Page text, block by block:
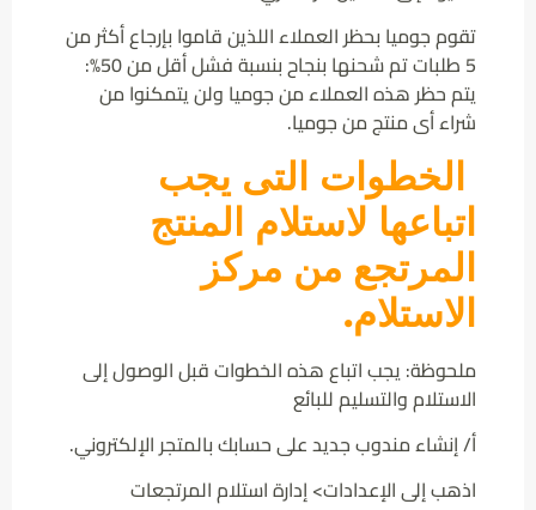
تقوم جوميا بحظر العملاء اللذين قاموا بإرجاع أكثر من
5 طلبات تم شحنها بنجاح بنسبة فشل أقل من 50%:
يتم حظر هذه العملاء من جوميا ولن يتمكنوا من
شراء أى منتج من جوميا.
الخطوات التى يجب
اتباعها لاستلام المنتج
المرتجع من مركز
الاستلام.
ملحوظة: يجب اتباع هذه الخطوات قبل الوصول إلى
الاستلام والتسليم للبائع
أ/ إنشاء مندوب جديد على حسابك بالمتجر الإلكتروني.
اذهب إلى الإعدادات> إدارة استلام المرتجعات